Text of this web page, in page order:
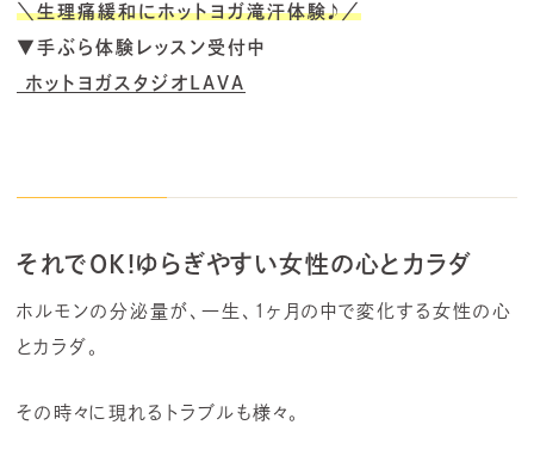
＼生理痛緩和にホットヨガ滝汗体験♪／
▼手ぶら体験レッスン受付中
ホットヨガスタジオLAVA
それでOK!ゆらぎやすい女性の心とカラダ
ホルモンの分泌量が、一生、1ヶ月の中で変化する女性の心
とカラダ。
その時々に現れるトラブルも様々。